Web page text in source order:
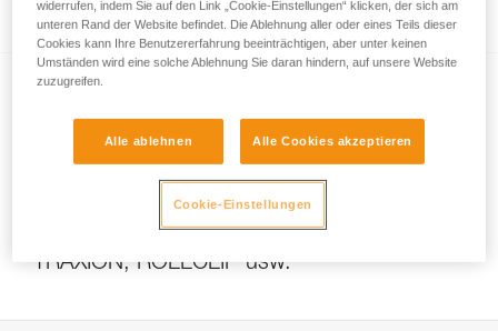
Effizienztests und Wirkungsgrad von
TRAXION, ROLLCLIP usw.
widerrufen, indem Sie auf den Link „Cookie-Einstellungen“ klicken, der sich am
unteren Rand der Website befindet. Die Ablehnung aller oder eines Teils dieser
Cookies kann Ihre Benutzererfahrung beeinträchtigen, aber unter keinen
Umständen wird eine solche Ablehnung Sie daran hindern, auf unsere Website
zuzugreifen.
Alle ablehnen Alle Cookies akzeptieren
Cookie-Einstellungen